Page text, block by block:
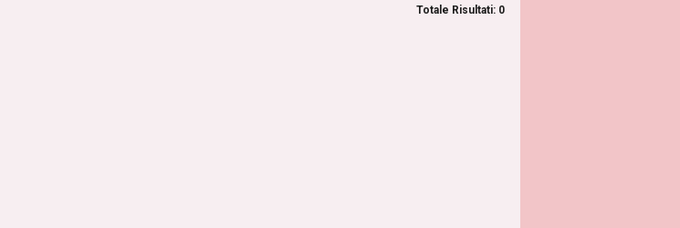
Totale Risultati: 0